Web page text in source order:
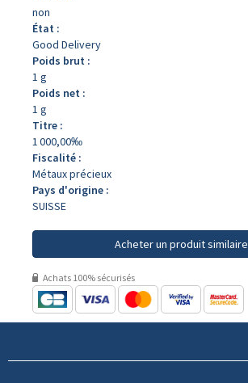
non
État :
Good Delivery
Poids brut :
1 g
Poids net :
1 g
Titre :
1 000,00‰
Fiscalité :
Métaux précieux
Pays d'origine :
SUISSE
Acheter un produit similaire
Achats 100% sécurisés